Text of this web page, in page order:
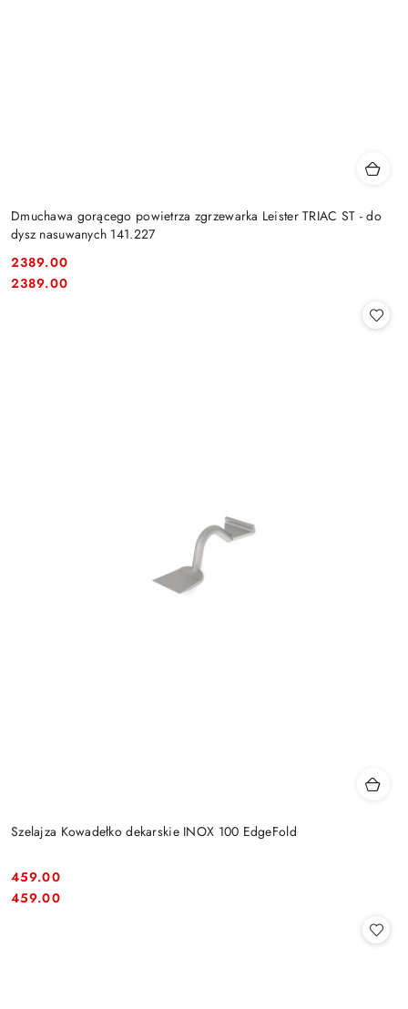
Dmuchawa gorącego powietrza zgrzewarka Leister TRIAC ST - do
dysz nasuwanych 141.227
Cena:
2389.00
Cena:
2389.00
Szelajza Kowadełko dekarskie INOX 100 EdgeFold
Cena:
459.00
Cena:
459.00